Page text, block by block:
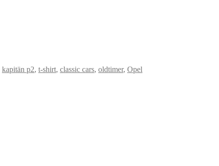
kapitän p2, t-shirt, classic cars, oldtimer, Opel